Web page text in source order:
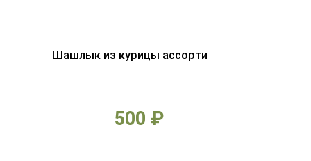
Шашлык из курицы ассорти
500 ₽